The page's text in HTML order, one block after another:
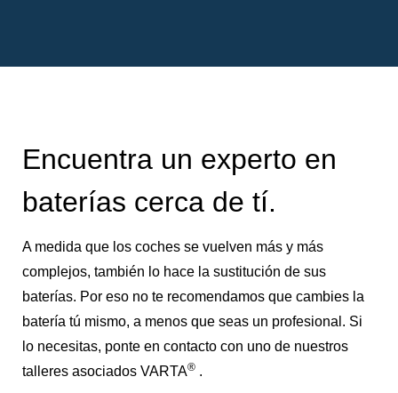
Encuentra un experto en
baterías cerca de tí.
A medida que los coches se vuelven más y más
complejos, también lo hace la sustitución de sus
baterías. Por eso no te recomendamos que cambies la
batería tú mismo, a menos que seas un profesional. Si
lo necesitas, ponte en contacto con uno de nuestros
talleres asociados VARTA® .